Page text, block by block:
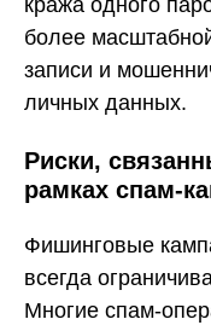
кража одного
более
записи и
личных данных.
Риски,
рамках спам-
Фишинговые
всегда
Многие спам-